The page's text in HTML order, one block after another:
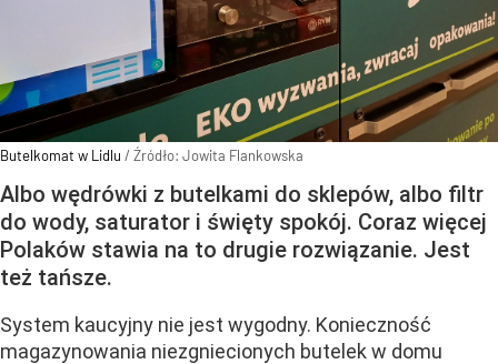
Butelkomat w Lidlu / Źródło: Jowita Flankowska
Albo wędrówki z butelkami do sklepów, albo filtr
do wody, saturator i święty spokój. Coraz więcej
Polaków stawia na to drugie rozwiązanie. Jest
też tańsze.
System kaucyjny nie jest wygodny. Konieczność
magazynowania niezgniecionych butelek w domu